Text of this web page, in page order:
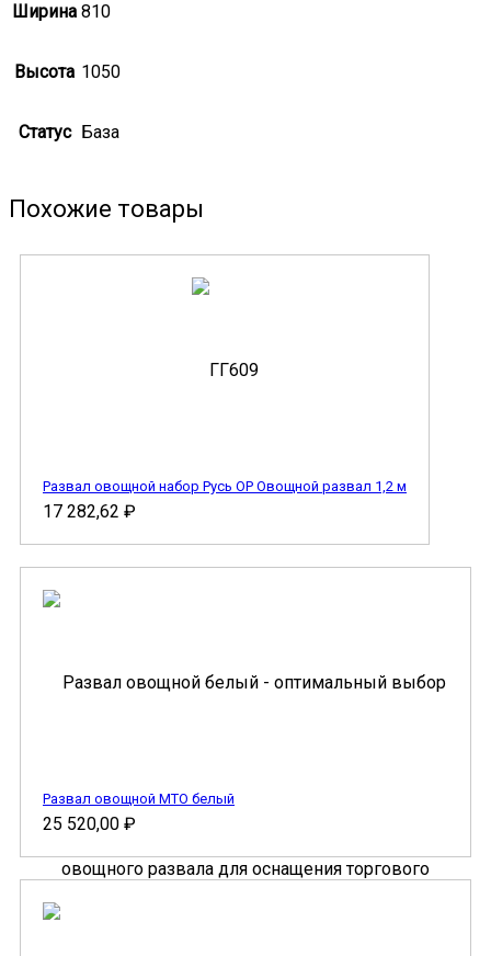
Ширина 810
Высота 1050
Статус База
Похожие товары
Развал овощной набор Русь ОР Овощной развал 1,2 м
17 282,62 ₽
Развал овощной МТО белый
25 520,00 ₽